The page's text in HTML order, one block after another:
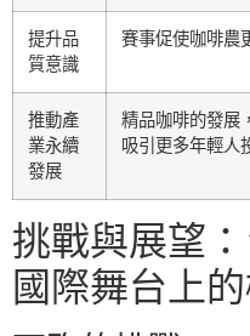
提升品
質意識
賽事促使咖啡農
推動產
業永續
發展
精品咖啡的發展
吸引更多年輕人
挑戰與展望
國際舞台上